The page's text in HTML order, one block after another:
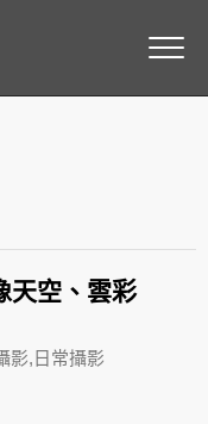
天空、雲彩